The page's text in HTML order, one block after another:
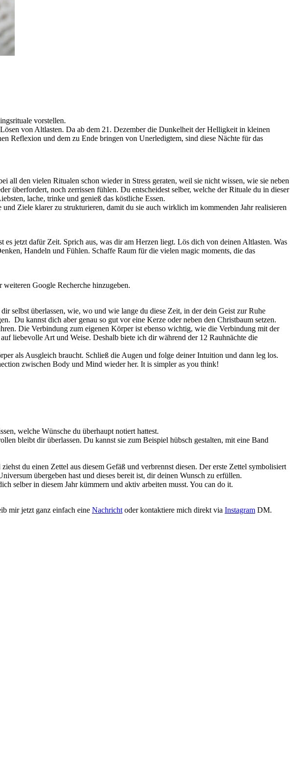
vorstellen.
von Altlasten. Da ab dem 21. Dezember die Dunkelheit der Helligkeit in kleinen
Reflexion und dem zu Ende bringen von Unerledigtem, sind diese Nächte für das
all den vielen Ritualen schon wieder in Stress geraten, weil sie nicht wissen, wie sie neben
überfordert, noch zerrissen fühlen. Du entscheidest selber, welche der Rituale du in dieser
lache, trinke und genieß das köstliche Essen.
Ziele klarer zu strukturieren, damit du sie auch wirklich im kommenden Jahr realisieren
es jetzt dafür Zeit. Sprich aus, was dir am Herzen liegt. Lös dich von deinen Altlasten. Was
Handeln und Fühlen. Schaffe Raum für die vielen magic moments, die das
Google Recherche hinzugeben.
selbst überlassen, wie, wo und wie lange du diese Zeit, in der dein Geist zur Ruhe
Du kannst dich aber genau so gut vor eine Kerze oder neben den Christbaum setzen.
Die Verbindung zum eigenen Körper ist ebenso wichtig, wie die Verbindung mit der
liebevolle Art und Weise. Deshalb biete ich dir während der 12 Rauhnächte die
als Ausgleich braucht. Schließ die Augen und folge deiner Intuition und dann leg los.
zwischen Body und Mind wieder her. It is simpler as you think!
welche Wünsche du überhaupt notiert hattest.
bleibt dir überlassen. Du kannst sie zum Beispiel hübsch gestalten, mit eine Band
du einen Zettel aus diesem Gefäß und verbrennst diesen. Der erste Zettel symbolisiert
übergeben hast und dieses bereit ist, dir deinen Wunsch zu erfüllen.
selber in diesem Jahr kümmern und aktiv arbeiten musst. You can do it.
mir jetzt ganz einfach eine Nachricht oder kontaktiere mich direkt via Instagram DM.